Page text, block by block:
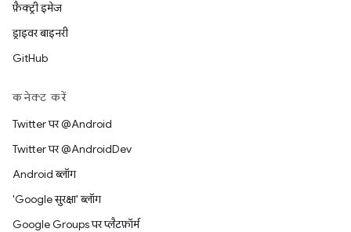
फ़ैक्ट्री इमेज
ड्राइवर बाइनरी
GitHub
कनेक्ट करें
Twitter पर @Android
Twitter पर @AndroidDev
Android ब्लॉग
'Google सुरक्षा' ब्लॉग
Google Groups पर प्लैटफ़ॉर्म